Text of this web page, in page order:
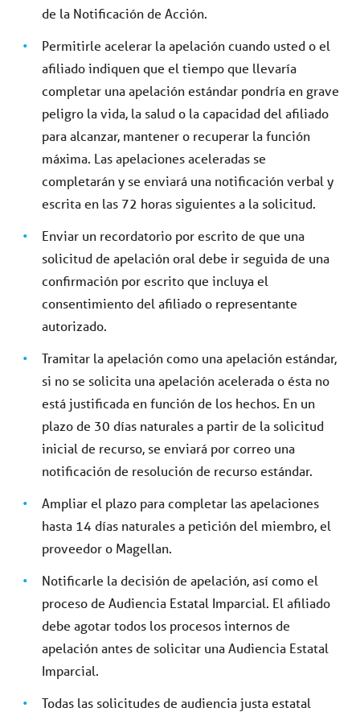
de la Notificación de Acción.
Permitirle acelerar la apelación cuando usted o el
afiliado indiquen que el tiempo que llevaría
completar una apelación estándar pondría en grave
peligro la vida, la salud o la capacidad del afiliado
para alcanzar, mantener o recuperar la función
máxima. Las apelaciones aceleradas se
completarán y se enviará una notificación verbal y
escrita en las 72 horas siguientes a la solicitud.
Enviar un recordatorio por escrito de que una
solicitud de apelación oral debe ir seguida de una
confirmación por escrito que incluya el
consentimiento del afiliado o representante
autorizado.
Tramitar la apelación como una apelación estándar,
si no se solicita una apelación acelerada o ésta no
está justificada en función de los hechos. En un
plazo de 30 días naturales a partir de la solicitud
inicial de recurso, se enviará por correo una
notificación de resolución de recurso estándar.
Ampliar el plazo para completar las apelaciones
hasta 14 días naturales a petición del miembro, el
proveedor o Magellan.
Notificarle la decisión de apelación, así como el
proceso de Audiencia Estatal Imparcial. El afiliado
debe agotar todos los procesos internos de
apelación antes de solicitar una Audiencia Estatal
Imparcial.
Todas las solicitudes de audiencia justa estatal